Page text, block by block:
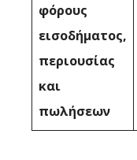
φόρους
εισοδήματος,
περιουσίας
και
πωλήσεων